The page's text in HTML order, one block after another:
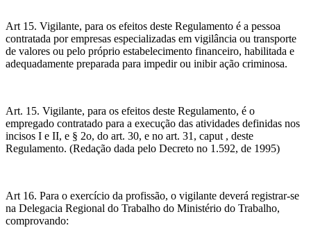
Art 15. Vigilante, para os efeitos deste Regulamento é a pessoa
contratada por empresas especializadas em vigilância ou transporte
de valores ou pelo próprio estabelecimento financeiro, habilitada e
adequadamente preparada para impedir ou inibir ação criminosa.
Art. 15. Vigilante, para os efeitos deste Regulamento, é o
empregado contratado para a execução das atividades definidas nos
incisos I e II, e § 2o, do art. 30, e no art. 31, caput , deste
Regulamento. (Redação dada pelo Decreto no 1.592, de 1995)
Art 16. Para o exercício da profissão, o vigilante deverá registrar-se
na Delegacia Regional do Trabalho do Ministério do Trabalho,
comprovando: